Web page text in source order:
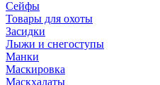
Сейфы
Товары для охоты
Засидки
Лыжи и снегоступы
Манки
Маскировка
Маскхалаты